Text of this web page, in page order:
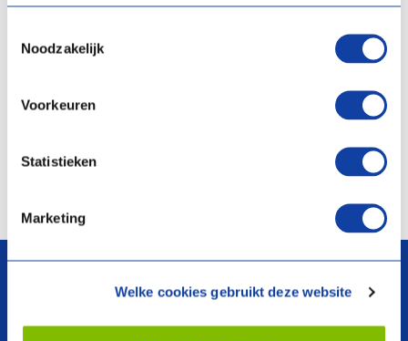
Noodzakelijk
Voorkeuren
Statistieken
Marketing
Welke cookies gebruikt deze website
Servicevoorwaarden
Opleidingsdisclaimer